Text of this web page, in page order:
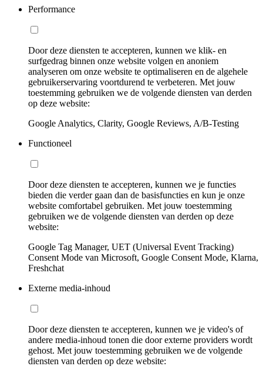
Performance
Door deze diensten te accepteren, kunnen we klik- en
surfgedrag binnen onze website volgen en anoniem
analyseren om onze website te optimaliseren en de algehele
gebruikerservaring voortdurend te verbeteren. Met jouw
toestemming gebruiken we de volgende diensten van derden
op deze website:
Google Analytics, Clarity, Google Reviews, A/B-Testing
Functioneel
Door deze diensten te accepteren, kunnen we je functies
bieden die verder gaan dan de basisfuncties en kun je onze
website comfortabel gebruiken. Met jouw toestemming
gebruiken we de volgende diensten van derden op deze
website:
Google Tag Manager, UET (Universal Event Tracking)
Consent Mode van Microsoft, Google Consent Mode, Klarna,
Freshchat
Externe media-inhoud
Door deze diensten te accepteren, kunnen we je video's of
andere media-inhoud tonen die door externe providers wordt
gehost. Met jouw toestemming gebruiken we de volgende
diensten van derden op deze website: